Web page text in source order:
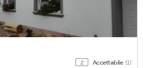
2 Accettabile (1)